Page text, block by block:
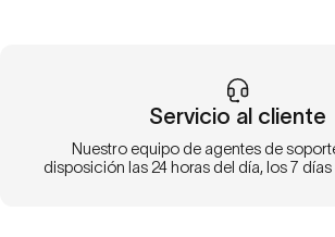
Servicio al cliente
Nuestro equipo de agentes de
disposición las 24 horas del día, los 7